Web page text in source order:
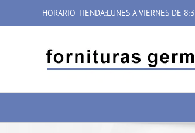
contenido
HORARIO TIENDA:LUNES A VIERNES DE